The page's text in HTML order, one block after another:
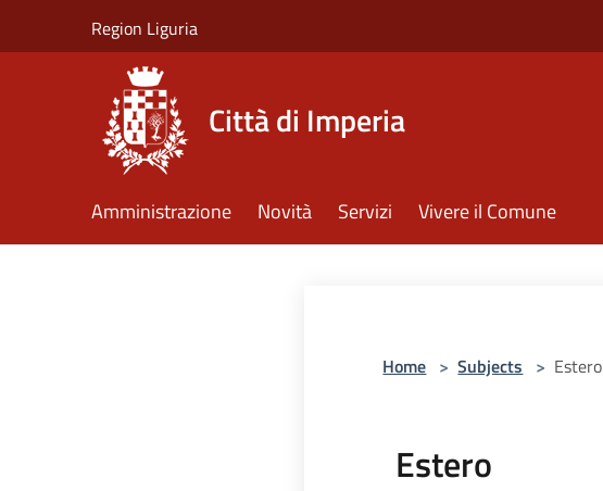
Region Liguria
Città di Imperia
Amministrazione Novità Servizi Vivere il Comune
Home > Subjects > Estero
Estero